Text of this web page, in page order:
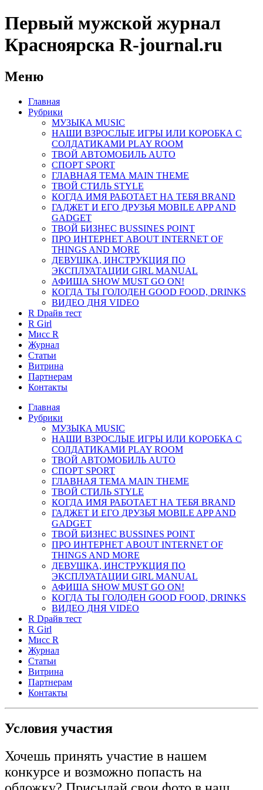
Первый мужской журнал
Красноярска R-journal.ru
Меню
Главная
Рубрики
МУЗЫКА MUSIC
НАШИ ВЗРОСЛЫЕ ИГРЫ ИЛИ КОРОБКА С
СОЛДАТИКАМИ PLAY ROOM
ТВОЙ АВТОМОБИЛЬ AUTO
СПОРТ SPORT
ГЛАВНАЯ ТЕМА MAIN THEME
ТВОЙ СТИЛЬ STYLE
КОГДА ИМЯ РАБОТАЕТ НА ТЕБЯ BRAND
ГАДЖЕТ И ЕГО ДРУЗЬЯ MOBILE APP AND
GADGET
ТВОЙ БИЗНЕС ВUSSINES POINT
ПРО ИНТЕРНЕТ ABOUT INTERNET OF
THINGS AND MORE
ДЕВУШКА, ИНСТРУКЦИЯ ПО
ЭКСПЛУАТАЦИИ GIRL MANUAL
АФИША SHOW MUST GO ON!
КОГДА ТЫ ГОЛОДЕН GOOD FOOD, DRINKS
ВИДЕО ДНЯ VIDEO
R Dрайв тест
R Girl
Мисс R
Журнал
Cтатьи
Витрина
Партнерам
Контакты
Главная
Рубрики
МУЗЫКА MUSIC
НАШИ ВЗРОСЛЫЕ ИГРЫ ИЛИ КОРОБКА С
СОЛДАТИКАМИ PLAY ROOM
ТВОЙ АВТОМОБИЛЬ AUTO
СПОРТ SPORT
ГЛАВНАЯ ТЕМА MAIN THEME
ТВОЙ СТИЛЬ STYLE
КОГДА ИМЯ РАБОТАЕТ НА ТЕБЯ BRAND
ГАДЖЕТ И ЕГО ДРУЗЬЯ MOBILE APP AND
GADGET
ТВОЙ БИЗНЕС ВUSSINES POINT
ПРО ИНТЕРНЕТ ABOUT INTERNET OF
THINGS AND MORE
ДЕВУШКА, ИНСТРУКЦИЯ ПО
ЭКСПЛУАТАЦИИ GIRL MANUAL
АФИША SHOW MUST GO ON!
КОГДА ТЫ ГОЛОДЕН GOOD FOOD, DRINKS
ВИДЕО ДНЯ VIDEO
R Dрайв тест
R Girl
Мисс R
Журнал
Cтатьи
Витрина
Партнерам
Контакты
Условия участия
Хочешь принять участие в нашем
конкурсе и возможно попасть на